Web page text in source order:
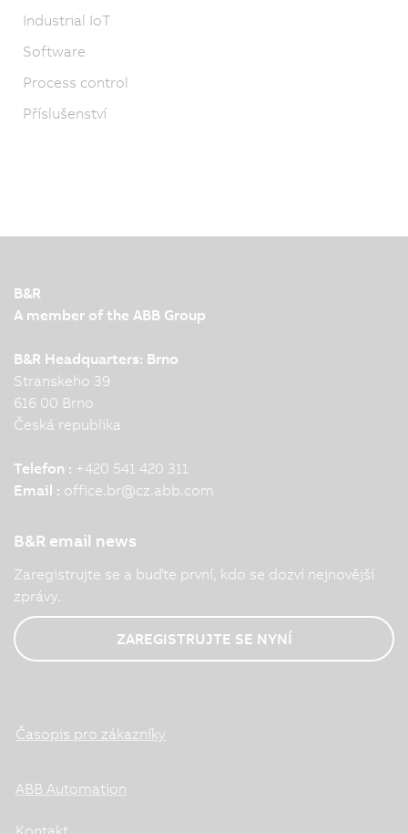
Industrial IoT
Software
Process control
Příslušenství
B&R
A member of the ABB Group
B&R Headquarters: Brno
Stranskeho 39
616 00 Brno
Česká republika
Telefon : +420 541 420 311
Email : office.br@cz.abb.com
B&R email news
Zaregistrujte se a buďte první, kdo se dozví nejnovější
zprávy.
ZAREGISTRUJTE SE NYNÍ
Časopis pro zákazníky
ABB Automation